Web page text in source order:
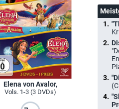
Elena von Avalor,
Vols. 1-3 (3 DVDs)